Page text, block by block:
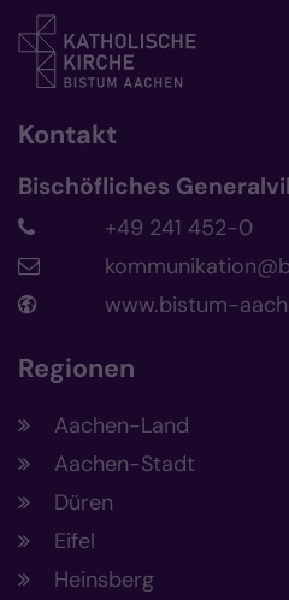
Kontakt
Bischöfliches
+49 241 452-0
www.bistum-
Regionen
Aachen-Land
Aachen-Stadt
Düren
Eifel
Heinsberg